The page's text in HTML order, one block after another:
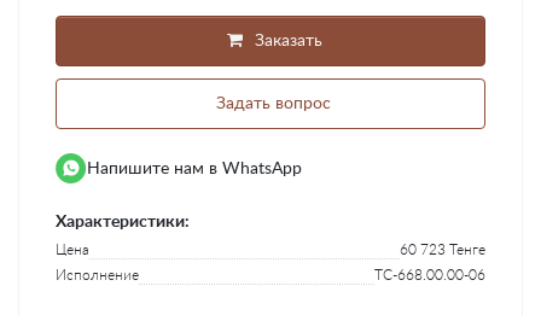
Заказать
Задать вопрос
Напишите нам в WhatsApp
Характеристики:
Цена
60 723 Тенге
Исполнение
ТС-668.00.00-06